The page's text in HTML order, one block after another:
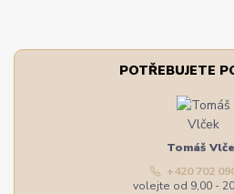
POTŘEBUJETE
Tomáš
+420 702
volejte od 9,00 -